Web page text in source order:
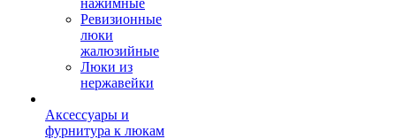
нажимные
Ревизионные
люки
жалюзийные
Люки из
нержавейки
Аксессуары и
фурнитура к люкам